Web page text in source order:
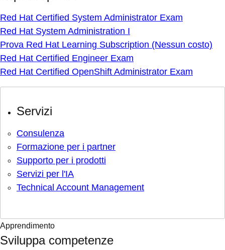
Red Hat Certified System Administrator Exam
Red Hat System Administration I
Prova Red Hat Learning Subscription (Nessun costo)
Red Hat Certified Engineer Exam
Red Hat Certified OpenShift Administrator Exam
Servizi
Consulenza
Formazione per i partner
Supporto per i prodotti
Servizi per l'IA
Technical Account Management
Apprendimento
Sviluppa competenze